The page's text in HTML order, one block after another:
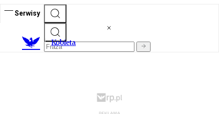
Serwisy
Kobieta